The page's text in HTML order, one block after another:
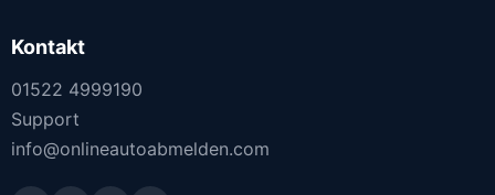
Kontakt
01522 4999190
Support
info@onlineautoabmelden.com